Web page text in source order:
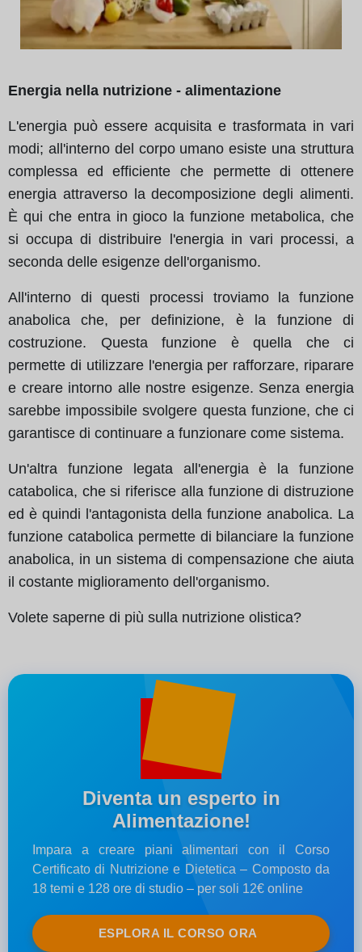
Energia nella nutrizione - alimentazione
L'energia può essere acquisita e trasformata in vari
modi; all'interno del corpo umano esiste una struttura
complessa ed efficiente che permette di ottenere
energia attraverso la decomposizione degli alimenti.
È qui che entra in gioco la funzione metabolica, che
si occupa di distribuire l'energia in vari processi, a
seconda delle esigenze dell'organismo.
All'interno di questi processi troviamo la funzione
anabolica che, per definizione, è la funzione di
costruzione. Questa funzione è quella che ci
permette di utilizzare l'energia per rafforzare, riparare
e creare intorno alle nostre esigenze. Senza energia
sarebbe impossibile svolgere questa funzione, che ci
garantisce di continuare a funzionare come sistema.
Un'altra funzione legata all'energia è la funzione
catabolica, che si riferisce alla funzione di distruzione
ed è quindi l'antagonista della funzione anabolica. La
funzione catabolica permette di bilanciare la funzione
anabolica, in un sistema di compensazione che aiuta
il costante miglioramento dell'organismo.
Volete saperne di più sulla nutrizione olistica?
Diventa un esperto in
Alimentazione!
Impara a creare piani alimentari con il Corso
Certificato di Nutrizione e Dietetica – Composto da
18 temi e 128 ore di studio – per soli 12€ online
ESPLORA IL CORSO ORA